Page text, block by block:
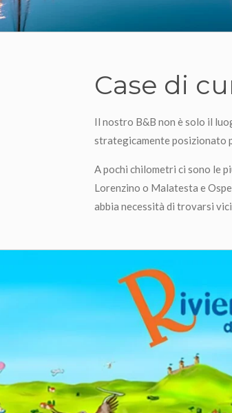
Case di
Il nostro B&B non è solo il
strategicamente posizionato
A pochi chilometri ci sono le
Lorenzino o Malatesta e
abbia necessità di trovarsi